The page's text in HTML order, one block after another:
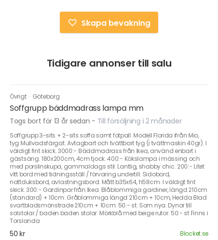
Skapa bevakning
Tidigare annonser till salu
Övrigt · Göteborg
Soffgrupp bäddmadrass lampa mm
Togs bort för 13 år sedan - Till försäljning i 2 månader
Soffgrupp 3-sits + 2-sits soffa samt fotpall. Modell Florida ifrån Mio,
tyg Mullvadsfärgat. Avtagbart och tvättbart tyg (i tvättmaskin 40gr). I
väldigt fint skick. 3000:- Bäddmadrass från Ikea, använd enbart i
gästsäng. 180x200cm, 4cm tjock. 400:- Kökslampa i mässing och
med porslinskupa, gammaldags stil. Lantlig, shabby chic. 200:- Litet
vitt bord med tidningsställ / förvaring undertill. Sidobord,
nattduksbord, avlastningsbord. Mått b35x64, h58cm. I väldigt fint
skick. 300:- Gardinpar från Ikea: Blåblommiga gardiner, längd 210cm
(standard) + 10cm. Gråblommiga längd 210cm + 10cm, Hedda Blad
svartbladsmönstrade 210cm + 10cm. 50:- st. Som nya. Dynor till
solstolar / baden baden stolar. Mörkblå med beige rutor. 50:- st Finns i
Torslanda
50 kr Blocket.se